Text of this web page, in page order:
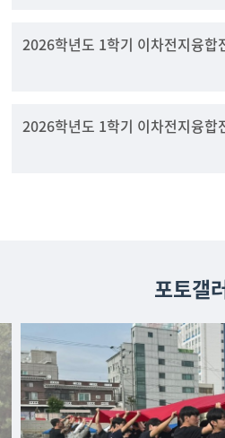
2026학년도 1학기 이차전지융합
2026학년도 1학기 이차전지융합
포토갤